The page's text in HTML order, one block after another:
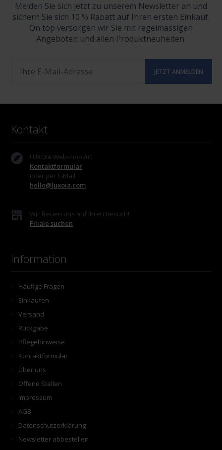
Melden Sie sich jetzt zu unserem Newsletter an und
sichern Sie sich 10 % Rabatt auf Ihren ersten Einkauf.
On top versorgen wir Sie mit regelmässigen
Angeboten und allen Produktneuheiten.
Kontakt
LUXOIA Webshop AG
Kontaktformular
oder per E-Mail
hello@luxoia.com
Wir freuen uns auf Ihren Besuch!
Filiale suchen
Information
Häufige Fragen
Einkaufen
Versand
Rückgabe
Pflegehinweise
Kontaktformular
Über uns
Offene Stellen
Impressum
AGB
Datenschutzerklärung
Newsletter abbestellen